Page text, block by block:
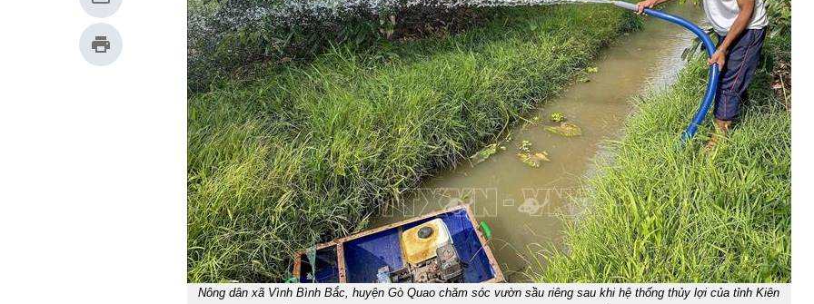
Nông dân xã Vình Bình Bắc, huyện Gò Quao chăm sóc vườn sầu riêng sau khi hệ thống thủy lợi của tỉnh Kiên